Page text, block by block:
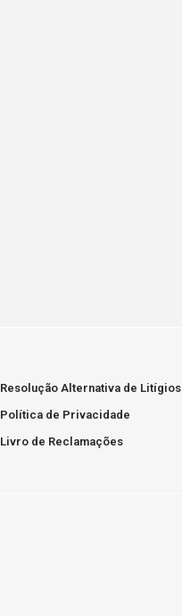
Resolução Alternativa de Litígios
Política de Privacidade
Livro de Reclamações